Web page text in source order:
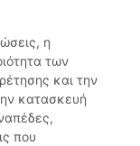
η
των
και την
κατασκευή
που